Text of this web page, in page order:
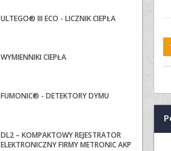
ULTEGO® III ECO - LICZNIK CIEPŁA
WYMIENNIKI CIEPŁA
FUMONIC® - DETEKTORY DYMU
DL2 – KOMPAKTOWY REJESTRATOR
ELEKTRONICZNY FIRMY METRONIC AKP